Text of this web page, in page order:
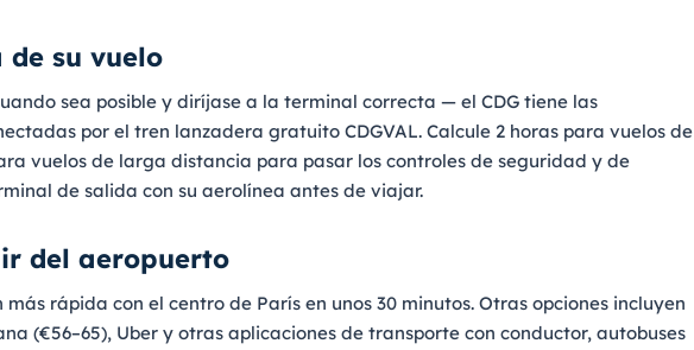
de su vuelo
sea posible y diríjase a la terminal correcta — el CDG tiene las
por el tren lanzadera gratuito CDGVAL. Calcule 2 horas para vuelos de
vuelos de larga distancia para pasar los controles de seguridad y de
de salida con su aerolínea antes de viajar.
del aeropuerto
más rápida con el centro de París en unos 30 minutos. Otras opciones incluyen
(€56–65), Uber y otras aplicaciones de transporte con conductor, autobuses